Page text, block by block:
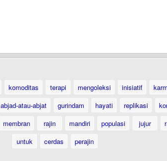
komoditas terapi mengoleksi inisiatif
abjad-atau-abjat gurindam hayati replikasi
membran rajin mandiri populasi jujur
untuk
cerdas perajin